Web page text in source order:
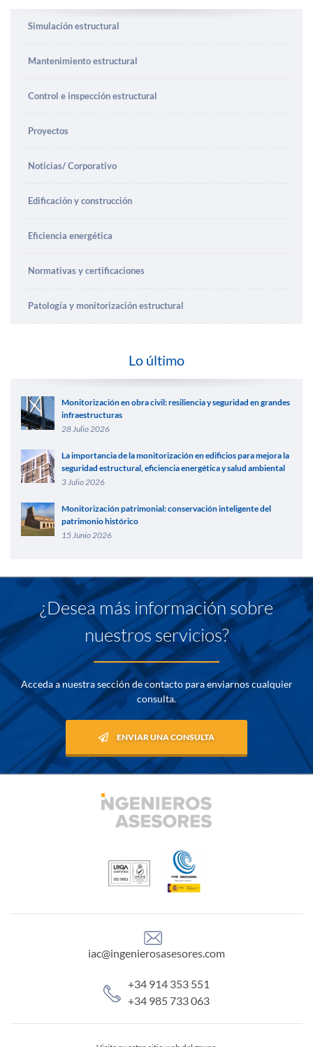
Simulación estructural
Mantenimiento estructural
Control e inspección estructural
Proyectos
Noticias/ Corporativo
Edificación y construcción
Eficiencia energética
Normativas y certificaciones
Patología y monitorización estructural
Lo último
Monitorización en obra civil: resiliencia y seguridad en grandes
infraestructuras
28 Julio 2026
La importancia de la monitorización en edificios para mejora la
seguridad estructural, eficiencia energética y salud ambiental
3 Julio 2026
Monitorización patrimonial: conservación inteligente del
patrimonio histórico
15 Junio 2026
¿Desea más información sobre
nuestros servicios?
Acceda a nuestra sección de contacto para enviarnos cualquier
consulta.
ENVIAR UNA CONSULTA
iac@ingenierosasesores.com
+34 914 353 551
+34 985 733 063